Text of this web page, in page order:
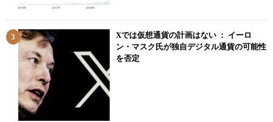
Xでは仮想通貨の計画はない ： イーロ
ン・マスク氏が独自デジタル通貨の可能性
を否定